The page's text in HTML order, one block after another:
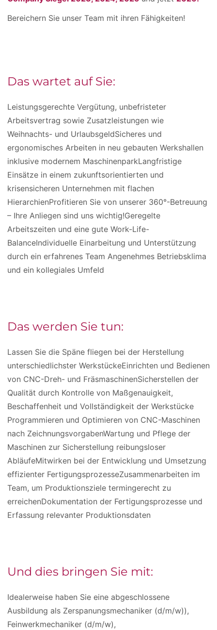
Bereichern Sie unser Team mit ihren Fähigkeiten!
Das wartet auf Sie:
Leistungsgerechte Vergütung, unbefristeter
Arbeitsvertrag sowie Zusatzleistungen wie
Weihnachts- und UrlaubsgeldSicheres und
ergonomisches Arbeiten in neu gebauten Werkshallen
inklusive modernem MaschinenparkLangfristige
Einsätze in einem zukunftsorientierten und
krisensicheren Unternehmen mit flachen
HierarchienProfitieren Sie von unserer 360°-Betreuung
– Ihre Anliegen sind uns wichtig!Geregelte
Arbeitszeiten und eine gute Work-Life-
BalanceIndividuelle Einarbeitung und Unterstützung
durch ein erfahrenes Team Angenehmes Betriebsklima
und ein kollegiales Umfeld
Das werden Sie tun:
Lassen Sie die Späne fliegen bei der Herstellung
unterschiedlichster WerkstückeEinrichten und Bedienen
von CNC-Dreh- und FräsmaschinenSicherstellen der
Qualität durch Kontrolle von Maßgenauigkeit,
Beschaffenheit und Vollständigkeit der Werkstücke
Programmieren und Optimieren von CNC-Maschinen
nach ZeichnungsvorgabenWartung und Pflege der
Maschinen zur Sicherstellung reibungsloser
AbläufeMitwirken bei der Entwicklung und Umsetzung
effizienter FertigungsprozesseZusammenarbeiten im
Team, um Produktionsziele termingerecht zu
erreichenDokumentation der Fertigungsprozesse und
Erfassung relevanter Produktionsdaten
Und dies bringen Sie mit:
Idealerweise haben Sie eine abgeschlossene
Ausbildung als Zerspanungsmechaniker (d/m/w)),
Feinwerkmechaniker (d/m/w),